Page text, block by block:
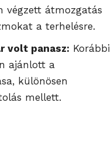
végzett átmozgatás
a terhelésre.
volt panasz: Korábbi
ajánlott a
különösen
mellett.